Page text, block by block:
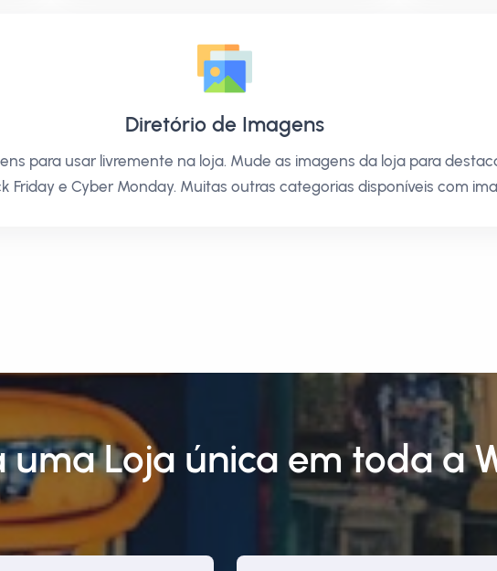
Diretório de Imagens
para usar livremente na loja. Mude as imagens da loja para
Friday e Cyber Monday. Muitas outras categorias disponíveis com
uma Loja única em toda a